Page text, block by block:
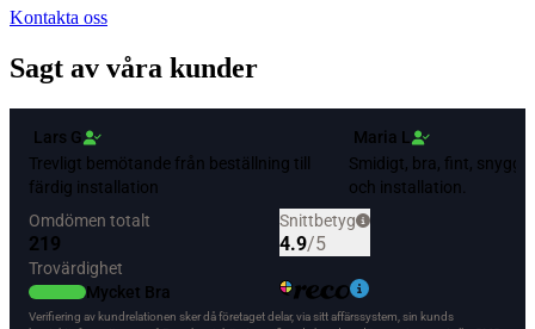
Kontakta oss
Sagt av våra kunder